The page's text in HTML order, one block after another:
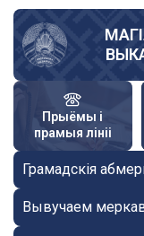
Skip
main
content
Прыёмы і
прамыя лініі
Грамадскія
Вывучаем